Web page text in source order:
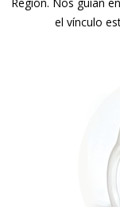
el vínculo